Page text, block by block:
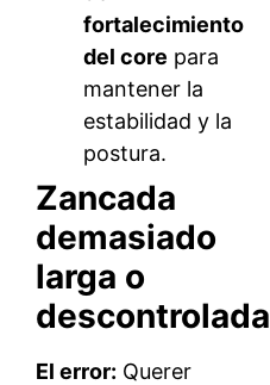
fortalecimiento
del core para
mantener la
estabilidad y la
postura.
Zancada
demasiado
larga o
descontrolada
El error: Querer